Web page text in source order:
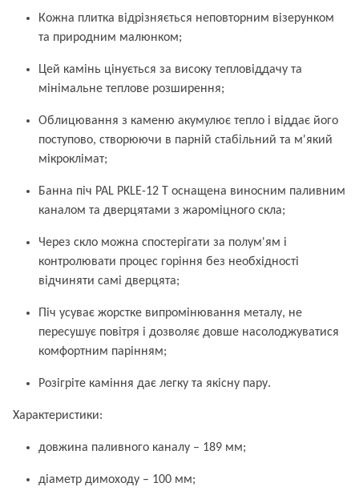
Кожна плитка відрізняється неповторним візерунком
та природним малюнком;
Цей камінь цінується за високу тепловіддачу та
мінімальне теплове розширення;
Облицювання з каменю акумулює тепло і віддає його
поступово, створюючи в парній стабільний та м'який
мікроклімат;
Банна піч PAL PKLE-12 T оснащена виносним паливним
каналом та дверцятами з жароміцного скла;
Через скло можна спостерігати за полум'ям і
контролювати процес горіння без необхідності
відчиняти самі дверцята;
Піч усуває жорстке випромінювання металу, не
пересушує повітря і дозволяє довше насолоджуватися
комфортним парінням;
Розігріте каміння дає легку та якісну пару.
Характеристики:
довжина паливного каналу – 189 мм;
діаметр димоходу – 100 мм;